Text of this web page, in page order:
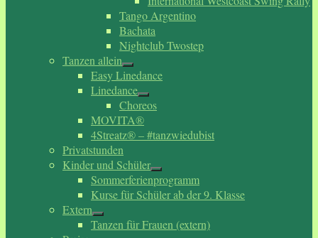
Tango Argentino
Bachata
Nightclub Twostep
Tanzen allein
Easy Linedance
Linedance
Choreos
MOVITA®
4Streatz® – #tanzwiedubist
Privatstunden
Kinder und Schüler
Sommerferienprogramm
Kurse für Schüler ab der 9. Klasse
Extern
Tanzen für Frauen (extern)